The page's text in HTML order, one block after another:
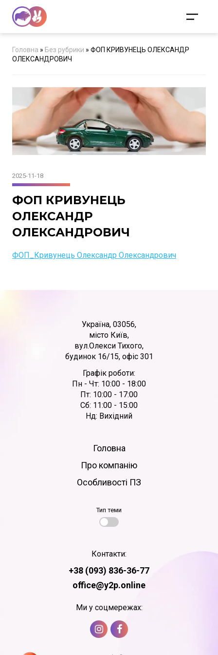
Головна » Без рубрики » ФОП КРИВУНЕЦЬ ОЛЕКСАНДР
ОЛЕКСАНДРОВИЧ
2025-11-18
ФОП КРИВУНЕЦЬ
ОЛЕКСАНДР
ОЛЕКСАНДРОВИЧ
ФОП_Кривунець Олександр Олександрович
Україна, 03056,
місто Київ,
вул.Олекси Тихого,
будинок 16/15, офіс 301
Графік роботи:
Пн - Чт: 10:00 - 18:00
Пт: 10:00 - 17:00
Сб: 11:00 - 15:00
Нд: Вихідний
Головна
Про компанію
Особливості ПЗ
Тип теми
Контакти:
+38 (093) 836-36-77
office@y2p.online
Ми у соцмережах: